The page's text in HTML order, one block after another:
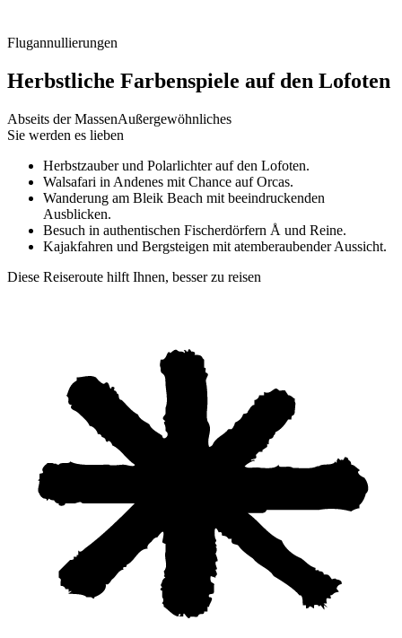
Flugannullierungen
Herbstliche Farbenspiele auf den Lofoten
Abseits der MassenAußergewöhnliches
Sie werden es lieben
Herbstzauber und Polarlichter auf den Lofoten.
Walsafari in Andenes mit Chance auf Orcas.
Wanderung am Bleik Beach mit beeindruckenden
Ausblicken.
Besuch in authentischen Fischerdörfern Å und Reine.
Kajakfahren und Bergsteigen mit atemberaubender Aussicht.
Diese Reiseroute hilft Ihnen, besser zu reisen